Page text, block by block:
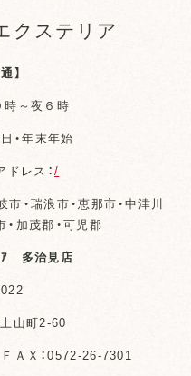
クステリア
】
時～夜６時
・年末年始
レス：/
・瑞浪市・恵那市・中津川
・加茂郡・可児郡
ｱ 多治見店
山町2-60
Ｘ：0572-26-7301